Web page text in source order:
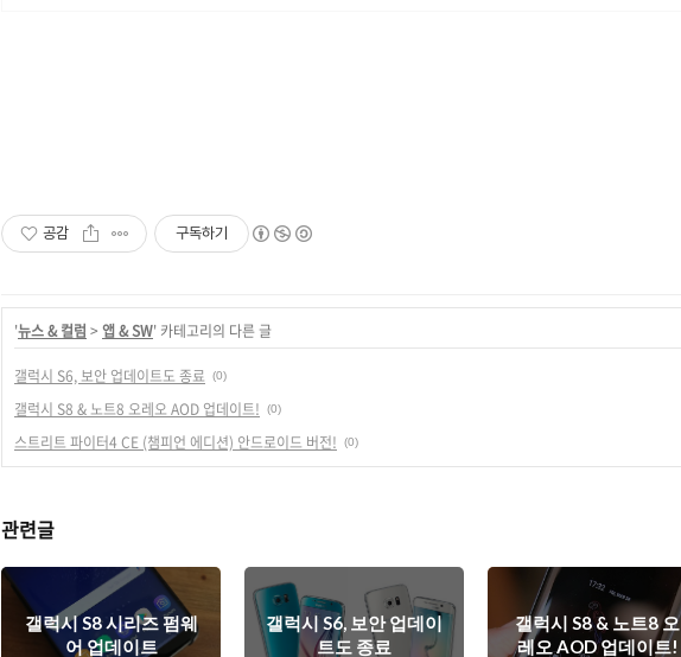
공감 구독하기
'뉴스 & 컬럼 > 앱 & SW' 카테고리의 다른 글
갤럭시 S6, 보안 업데이트도 종료 (0)
갤럭시 S8 & 노트8 오레오 AOD 업데이트! (0)
스트리트 파이터4 CE (챔피언 에디션) 안드로이드 버전! (0)
관련글
갤럭시 S8 시리즈 펌웨
어 업데이트
갤럭시 S6, 보안 업데이
트도 종료
갤럭시 S8 & 노트8 오
레오 AOD 업데이트!